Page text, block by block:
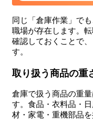
同じ「倉庫作業」で
職場が存在します。
確認しておくことで
す。
取り扱う商品の重
倉庫で扱う商品の重
す。食品・衣料品・
材・家電・重機部品